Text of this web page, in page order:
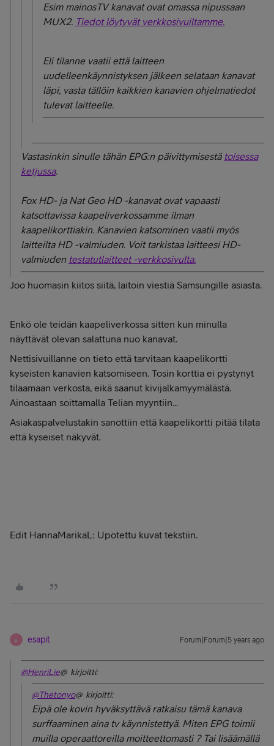
Esim mainosTV kanavat ovat omassa nipussaan
MUX2. Tiedot löytyvät verkkosivuiltamme.
Eli tilanne vaatii että laitteen
uudelleenkäynnistyksen jälkeen selataan kanavat
läpi, vasta tällöin kaikkien kanavien ohjelmatiedot
tulevat laitteelle.
Vastasinkin sinulle tähän EPG:n päivittymisestä toisessa
ketjussa.
Fox HD- ja Nat Geo HD -kanavat ovat vapaasti
katsottavissa kaapeliverkossamme ilman
kaapelikorttiakin. Kanavien katsominen vaatii myös
laitteilta HD -valmiuden. Voit tarkistaa laitteesi HD-
valmiuden testatutlaitteet -verkkosivulta.
Joo huomasin kiitos siitä, laitoin viestiä Samsungille asiasta.
Enkö ole teidän kaapeliverkossa sitten kun minulla
näyttävät olevan salattuna nuo kanavat.
Nettisivuillanne on tieto että tarvitaan kaapelikortti
kyseisten kanavien katsomiseen. Tosin korttia ei pystynyt
tilaamaan verkosta, eikä saanut kivijalkamyymälästä.
Ainoastaan soittamalla Telian myyntiin...
Asiakaspalvelustakin sanottiin että kaapelikortti pitää tilata
että kyseiset näkyvät.
Edit HannaMarikaL: Upotettu kuvat tekstiin.
E esapit Forum|Forum|5 years ago
@HenriLie@ kirjoitti:
@Thetonyo@ kirjoitti:
Eipä ole kovin hyväksyttävä ratkaisu tämä kanava
surffaaminen aina tv käynnistettyä. Miten EPG toimii
muilla operaattoreilla moitteettomasti ? Tai lisäämällä